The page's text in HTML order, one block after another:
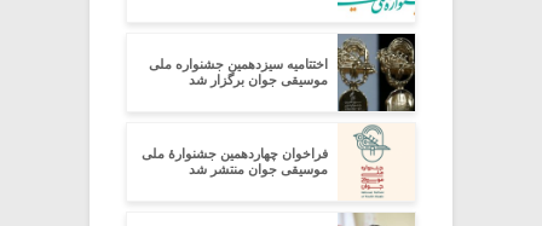
اختتامیه سیزدهمین جشنواره ملی
موسیقی جوان برگزار شد
فراخوان چهاردهمین جشنوارۀ ملی
موسیقی جوان منتشر شد